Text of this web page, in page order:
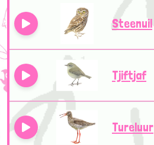
Steenuil
Tjiftjaf
Tureluur